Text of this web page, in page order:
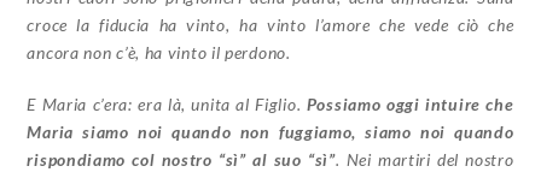
croce la fiducia ha vinto, ha vinto l’amore che vede ciò che
ancora non c’è, ha vinto il perdono.
E Maria c’era: era là, unita al Figlio. Possiamo oggi intuire che
Maria siamo noi quando non fuggiamo, siamo noi quando
rispondiamo col nostro “sì” al suo “sì”. Nei martiri del nostro